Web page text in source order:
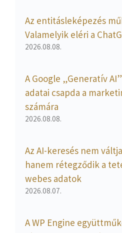
Az entitásleképezés
Valamelyik eléri a
2026.08.08.
A Google „Generatív
adatai csapda a
számára
2026.08.08.
Az AI-keresés nem
hanem rétegződik a
webes adatok
2026.08.07.
A WP Engine